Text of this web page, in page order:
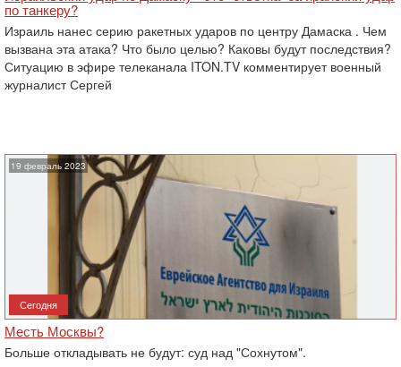
по танкеру?
Израиль нанес серию ракетных ударов по центру Дамаска . Чем
вызвана эта атака? Что было целью? Каковы будут последствия?
Ситуацию в эфире телеканала ITON.TV комментирует военный
журналист Сергей
19 февраль 2023
Сегодня
Месть Москвы?
Больше откладывать не будут: суд над "Сохнутом".